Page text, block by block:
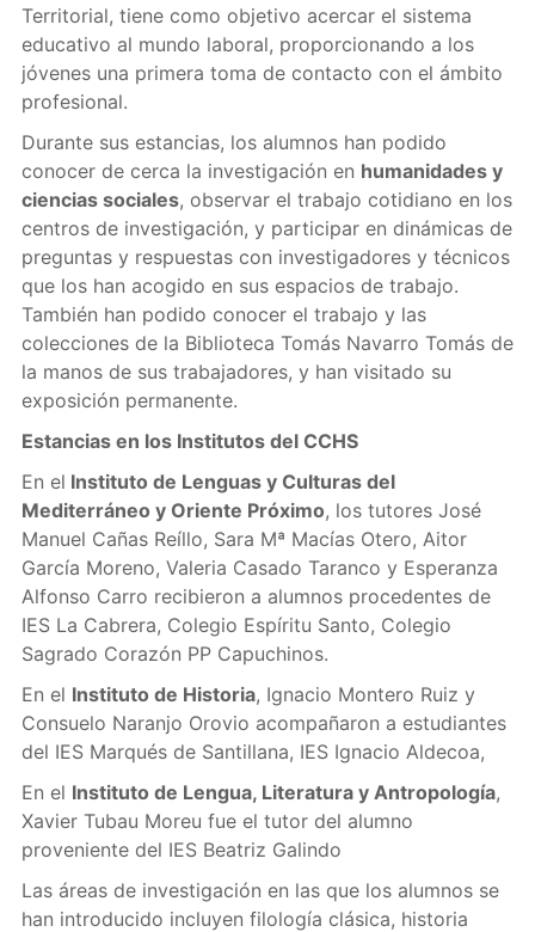
Territorial, tiene como objetivo acercar el sistema
educativo al mundo laboral, proporcionando a los
jóvenes una primera toma de contacto con el ámbito
profesional.
Durante sus estancias, los alumnos han podido
conocer de cerca la investigación en humanidades y
ciencias sociales, observar el trabajo cotidiano en los
centros de investigación, y participar en dinámicas de
preguntas y respuestas con investigadores y técnicos
que los han acogido en sus espacios de trabajo.
También han podido conocer el trabajo y las
colecciones de la Biblioteca Tomás Navarro Tomás de
la manos de sus trabajadores, y han visitado su
exposición permanente.
Estancias en los Institutos del CCHS
En el Instituto de Lenguas y Culturas del
Mediterráneo y Oriente Próximo, los tutores José
Manuel Cañas Reíllo, Sara Mª Macías Otero, Aitor
García Moreno, Valeria Casado Taranco y Esperanza
Alfonso Carro recibieron a alumnos procedentes de
IES La Cabrera, Colegio Espíritu Santo, Colegio
Sagrado Corazón PP Capuchinos.
En el Instituto de Historia, Ignacio Montero Ruiz y
Consuelo Naranjo Orovio acompañaron a estudiantes
del IES Marqués de Santillana, IES Ignacio Aldecoa,
En el Instituto de Lengua, Literatura y Antropología,
Xavier Tubau Moreu fue el tutor del alumno
proveniente del IES Beatriz Galindo
Las áreas de investigación en las que los alumnos se
han introducido incluyen filología clásica, historia